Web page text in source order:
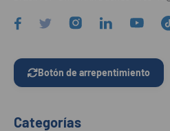
Botón de arrepentimiento
Categorías